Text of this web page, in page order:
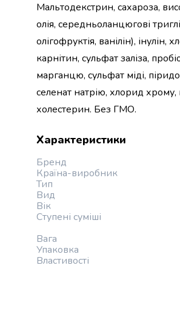
Мед
Варення
Соуси
маринади
Соуси
Майонез
Кетчуп
Гірчиця
Хрін
вироби
Шоколад
Вафлі
Бісквіти
Мальтодекстрин, сахароза,
олія, середньоланцюгові
олігофруктія, ванілін),
карнітин, сульфат заліза,
марганцю, сульфат міді,
селенат натрію, хлорид хрому,
холестерин. Без ГМО.
Характеристики
Бренд
Країна-виробник
Тип
Вид
Вік
Ступені суміші
Вага
Упаковка
Властивості